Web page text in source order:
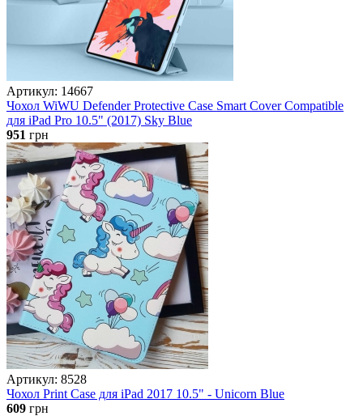
Артикул: 14667
Чохол WiWU Defender Protective Case Smart Cover Compatible
для iPad Pro 10.5" (2017) Sky Blue
951 грн
Артикул: 8528
Чохол Print Case для iPad 2017 10.5" - Unicorn Blue
609 грн